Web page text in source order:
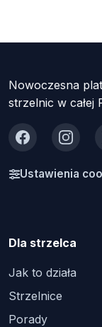
Nowoczesna
strzelnic w całej
Facebook
Ustawienia
Dla strzelca
Jak to działa
Strzelnice
Porady